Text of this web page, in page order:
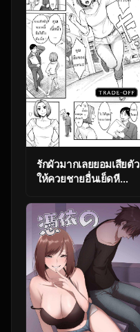
รักผัวมากเลยยอมเสียตัว
ให้ควยชายอื่นเย็ดหี
Trade-Off (Toketa
Risei wa Biyaku no
Kaori)